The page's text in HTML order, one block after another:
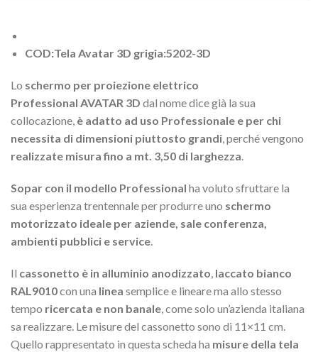
COD:Tela Avatar 3D grigia:5202-3D
Lo schermo per proiezione elettrico
Professional AVATAR 3D dal nome dice già la sua
collocazione, è adatto ad uso Professionale e per chi
necessita di dimensioni piuttosto grandi, perché vengono
realizzate misura fino a mt. 3,50 di larghezza.
Sopar con il modello Professional ha voluto sfruttare la
sua esperienza trentennale per produrre uno schermo
motorizzato ideale per aziende, sale conferenza,
ambienti pubblici e service.
Il cassonetto è in alluminio anodizzato, laccato bianco
RAL9010con una linea semplice e lineare ma allo stesso
tempo ricercata e non banale, come solo un’azienda italiana
sa realizzare. Le misure del cassonetto sono di 11×11 cm.
Quello rappresentato in questa scheda ha misure della tela